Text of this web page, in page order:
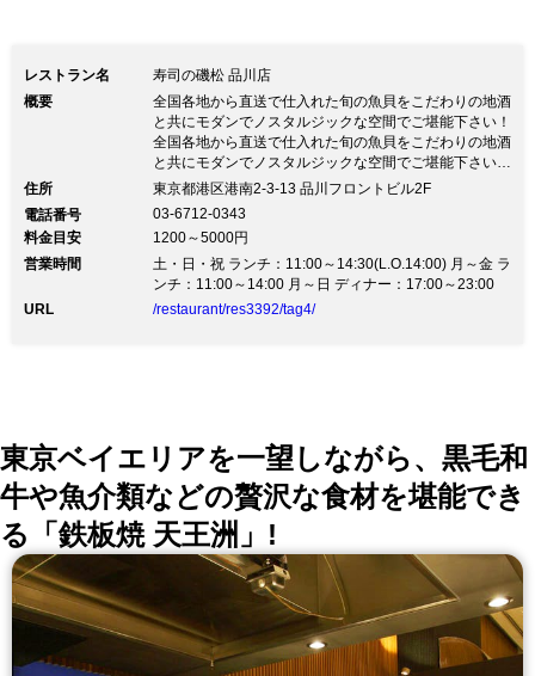
レストラン名
寿司の磯松 品川店
概要
全国各地から直送で仕入れた旬の魚貝をこだわりの地酒
と共にモダンでノスタルジックな空間でご堪能下さい！
全国各地から直送で仕入れた旬の魚貝をこだわりの地酒
と共にモダンでノスタルジックな空間でご堪能下さい！
和風モダンなデザインにノスタルジックな装飾を鏤め、
じる空間。店舗中央に吊るされた伊勢の宮大工に特注し
た木製燈籠シャンデリアが幻想的な明かりを灯します。
東京の台所「築地市場」はもちろんのこと、北海道函館
漁港・高知土佐清水漁港にて契約水産業者が目利きし選
んだ、新鮮魚介と全国各地の旬の地酒をお楽しみ頂けま
住所
東京都港区港南2-3-13 品川フロントビル2F
電話番号
03-6712-0343
料金目安
1200～5000円
営業時間
土・日・祝 ランチ：11:00～14:30(L.O.14:00) 月～金 ラ
ンチ：11:00～14:00 月～日 ディナー：17:00～23:00
URL
/restaurant/res3392/tag4/
東京ベイエリアを一望しながら、黒毛和
牛や魚介類などの贅沢な食材を堪能でき
る「鉄板焼 天王洲」!